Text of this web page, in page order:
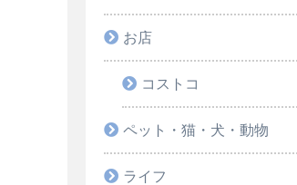
お店
コストコ
ペット・猫・犬・動物
ライフ